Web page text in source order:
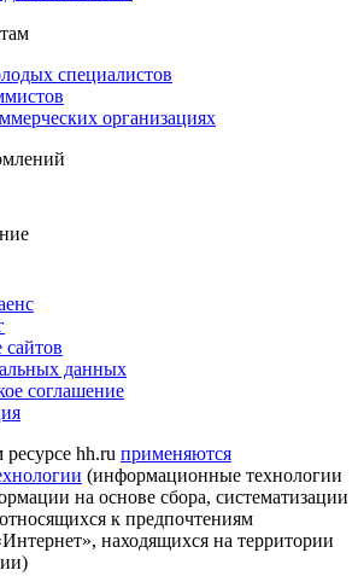
специалистов
организациях
сайтов
данных
соглашение
hh.ru применяются
(информационные технологии
на основе сбора, систематизации
к предпочтениям
находящихся на территории